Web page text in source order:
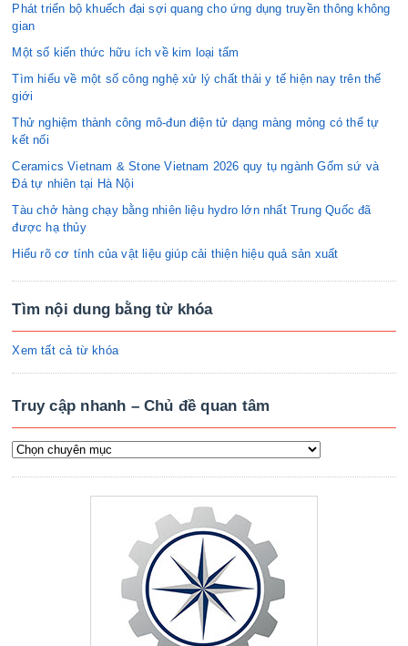
Phát triển bộ khuếch đại sợi quang cho ứng dụng truyền thông không
gian
Một số kiến thức hữu ích về kim loại tấm
Tìm hiểu về một số công nghệ xử lý chất thải y tế hiện nay trên thế
giới
Thử nghiệm thành công mô-đun điện tử dạng màng mỏng có thể tự
kết nối
Ceramics Vietnam & Stone Vietnam 2026 quy tụ ngành Gốm sứ và
Đá tự nhiên tại Hà Nội
Tàu chở hàng chạy bằng nhiên liệu hydro lớn nhất Trung Quốc đã
được hạ thủy
Hiểu rõ cơ tính của vật liệu giúp cải thiện hiệu quả sản xuất
Tìm nội dung bằng từ khóa
Xem tất cả từ khóa
Truy cập nhanh – Chủ đề quan tâm